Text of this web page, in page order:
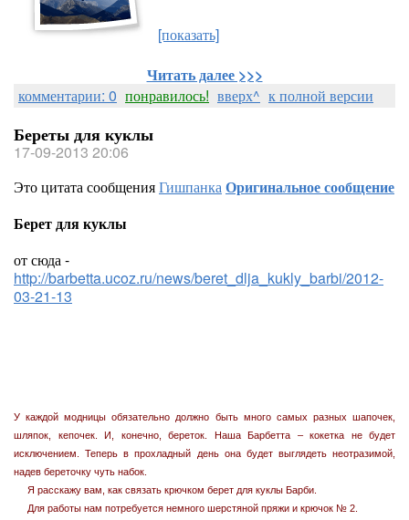
[показать]
Читать далее >>>
комментарии: 0 понравилось! вверх^ к полной версии
Береты для куклы
17-09-2013 20:06
Это цитата сообщенияГишпанкаОригинальное сообщение
Берет для куклы
от сюда -
http://barbetta.ucoz.ru/news/beret_dlja_kukly_barbi/2012-
03-21-13
У каждой модницы обязательно должно быть много самых разных шапочек,
шляпок, кепочек. И, конечно, береток. Наша Барбетта – кокетка не будет
исключением. Теперь в прохладный день она будет выглядеть неотразимой,
надев береточку чуть набок.
Я расскажу вам, как связать крючком берет для куклы Барби.
Для работы нам потребуется немного шерстяной пряжи и крючок № 2.